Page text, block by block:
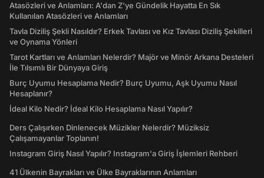
Atasözleri ve Anlamları: A'dan Z'ye Gündelik Hayatta En Sık
Kullanılan Atasözleri ve Anlamları
Tavla Diziliş Şekli Nasıldır? Erkek Tavlası ve Kız Tavlası Diziliş Şekilleri
ve Oynama Yönleri
Tarot Kartları ve Anlamları Nelerdir? Majör ve Minör Arkana Desteleri
İle Tılsımlı Bir Dünyaya Giriş
Burç Uyumu Hesaplama Nedir? Burç Uyumu, Aşk Uyumu Nasıl
Hesaplanır?
İdeal Kilo Nedir? İdeal Kilo Hesaplama Nasıl Yapılır?
Ders Çalışırken Dinlenecek Müzikler Nelerdir? Müziksiz
Çalışamayanlar Toplanın!
Instagram Giriş Nasıl Yapılır? Instagram'a Giriş İşlemleri Rehberi
41 Ülkenin Bayrakları ve Ülke Bayraklarının Anlamları